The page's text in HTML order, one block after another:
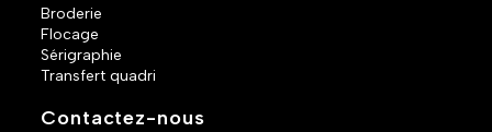
Broderie
Flocage
Sérigraphie
Transfert quadri
Contactez-nous